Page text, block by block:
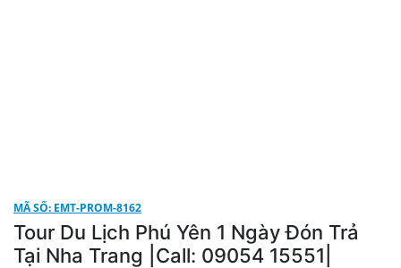
MÃ SỐ: EMT-PROM-8162
Tour Du Lịch Phú Yên 1 Ngày Đón Trả
Tại Nha Trang |Call: 09054 15551|